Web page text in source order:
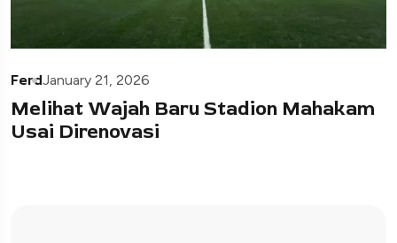
FerdJanuary 21, 2026
Melihat Wajah Baru Stadion Mahakam
Usai Direnovasi